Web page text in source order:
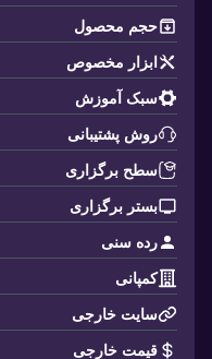
حجم محصول
ابزار مخصوص
سبک آموزش
روش پشتیبانی
سطح برگزاری
بستر برگزاری
رده سنی
کمپانی
سایت خارجی
قیمت خارجی